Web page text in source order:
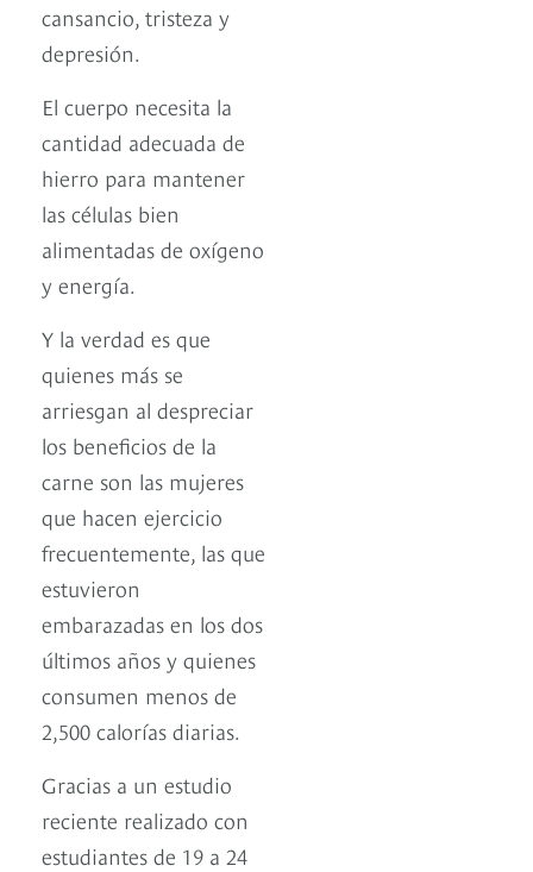
cansancio, tristeza y
depresión.
El cuerpo necesita la
cantidad adecuada de
hierro para mantener
las células bien
alimentadas de oxígeno
y energía.
Y la verdad es que
quienes más se
arriesgan al despreciar
los beneficios de la
carne son las mujeres
que hacen ejercicio
frecuentemente, las que
estuvieron
embarazadas en los dos
últimos años y quienes
consumen menos de
2,500 calorías diarias.
Gracias a un estudio
reciente realizado con
estudiantes de 19 a 24